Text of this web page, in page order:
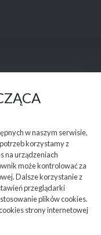
w naszym serwisie,
korzystamy z
na urządzeniach
może kontrolować za
Dalsze korzystanie z
przeglądarki
plików cookies.
strony internetowej